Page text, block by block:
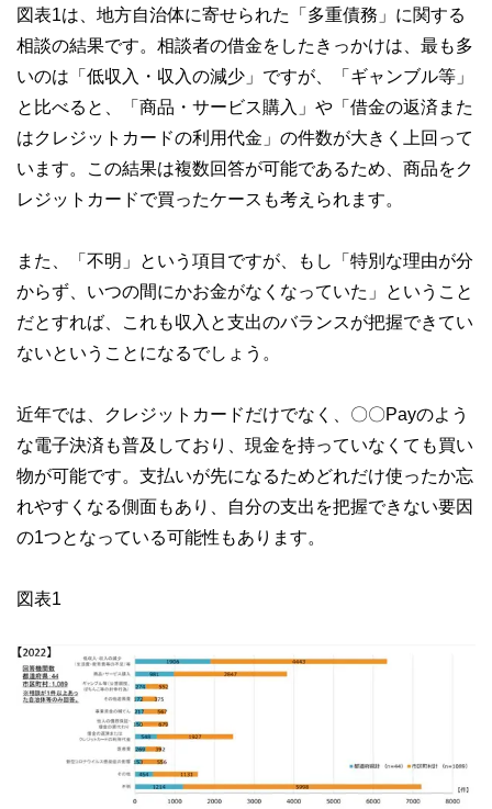
図表1は、地方自治体に寄せられた「多重債務」に関する
相談の結果です。相談者の借金をしたきっかけは、最も多
いのは「低収入・収入の減少」ですが、「ギャンブル等」
と比べると、「商品・サービス購入」や「借金の返済また
はクレジットカードの利用代金」の件数が大きく上回って
います。この結果は複数回答が可能であるため、商品をク
レジットカードで買ったケースも考えられます。
また、「不明」という項目ですが、もし「特別な理由が分
からず、いつの間にかお金がなくなっていた」ということ
だとすれば、これも収入と支出のバランスが把握できてい
ないということになるでしょう。
近年では、クレジットカードだけでなく、〇〇Payのよう
な電子決済も普及しており、現金を持っていなくても買い
物が可能です。支払いが先になるためどれだけ使ったか忘
れやすくなる側面もあり、自分の支出を把握できない要因
の1つとなっている可能性もあります。
図表1